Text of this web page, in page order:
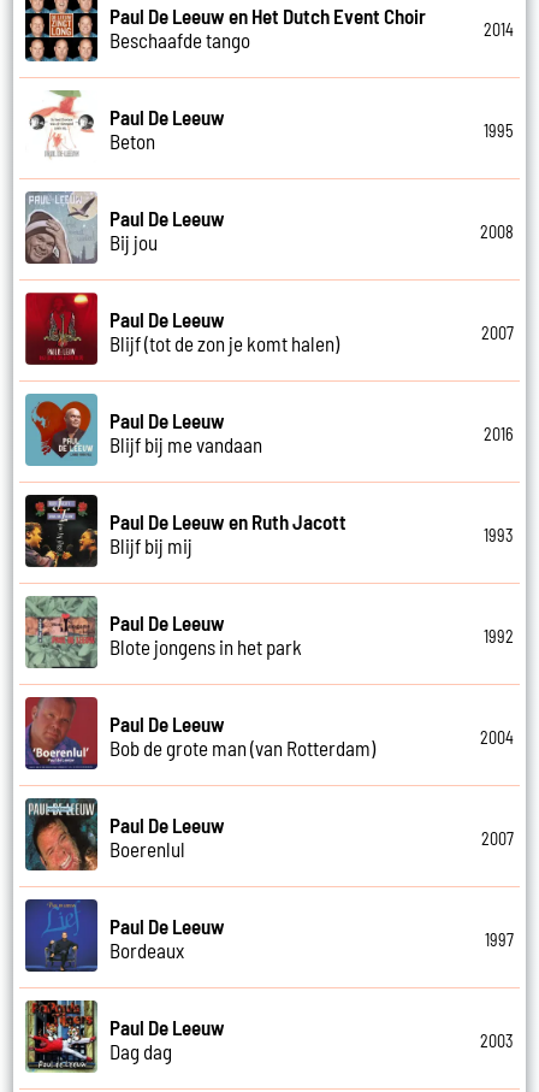
Paul De Leeuw en Het Dutch Event Choir
Beschaafde tango
2014
Paul De Leeuw
Beton
1995
Paul De Leeuw
Bij jou
2008
Paul De Leeuw
Blijf (tot de zon je komt halen)
2007
Paul De Leeuw
Blijf bij me vandaan
2016
Paul De Leeuw en Ruth Jacott
Blijf bij mij
1993
Paul De Leeuw
Blote jongens in het park
1992
Paul De Leeuw
Bob de grote man (van Rotterdam)
2004
Paul De Leeuw
Boerenlul
2007
Paul De Leeuw
Bordeaux
1997
Paul De Leeuw
Dag dag
2003